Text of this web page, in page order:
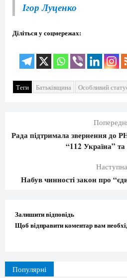
Ігор Луценко
Діліться у соцмережах:
Теги Батьківщина Особливий
Рада підтримала звернення до
“112 Україна”
Наступна
Набув чинності закон про
Залишити відповідь
Щоб відправити коментар вам
Популярні